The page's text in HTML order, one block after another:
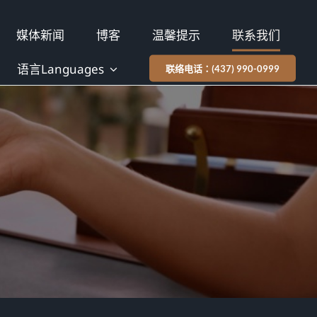
媒体新闻 博客 温馨提示 联系我们
语言Languages 联络电话：(437) 990-0999